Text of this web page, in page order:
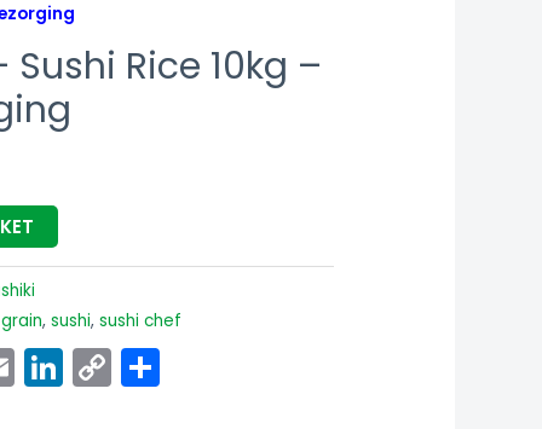
Sushi Rice 10kg –
, sushi, sushi chef
EmailLinkedIn
Copy